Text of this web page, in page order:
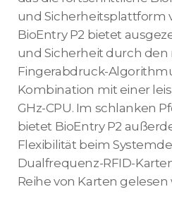
und Sicherheitsplattform
BioEntry P2 bietet
und Sicherheit durch den
Fingerabdruck-
Kombination mit einer
GHz-CPU. Im schlanken
bietet BioEntry P2
Flexibilität beim
Dualfrequenz-RFID-
Reihe von Karten